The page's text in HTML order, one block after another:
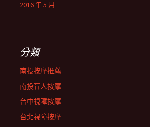
2016 年 5 月
分類
南投按摩推薦
南投盲人按摩
台中視障按摩
台北視障按摩